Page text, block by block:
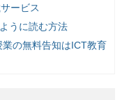
ービス
うに読む方法
の無料告知はICT教育